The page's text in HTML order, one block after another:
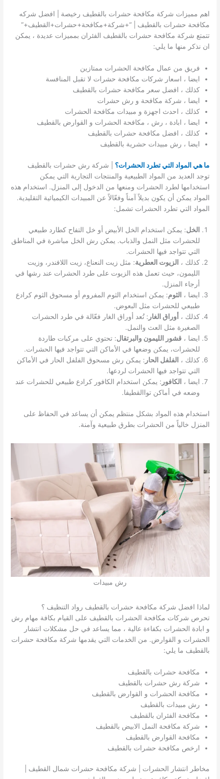
اهم مميزات شركة مكافحة حشرات بالقطيف رخيصة | افضل شركه
مكافحة حشرات بالقطيف | “+شركة+مكافحة+حشرات+القطيف+”
تتمتع شركة مكافحة حشرات بالقطيف الفئران بمميزات عديدة ، يمكن
ان نذكر منها ما يلي:
فريق من عمال مكافحة الحشرات ممتازين
ايضا ، اسعار شركات مكافحة حشرات لا تقبل المنافسة
كذلك ، افضل سعر مكافحة حشرات بالقطيف
ايضا ، شركة مكافحة و رش حشرات
كذلك ، احدث اجهزة و مبيدات مكافحة الحشرات
ايضا ، ابادة ، رش ، مكافحة الحشرات و القوارض بالقطيف
كذلك ، افضل مكافحة حشرات بالقطيف
ايضا ، رش مبيدات حشرية بالقطيف
ما هي المواد التي تطرد الحشرات؟ | شركة رش حشرات بالقطيف
توجد العديد من المواد الطبيعية والمنتجات التجارية التي يمكن
استخدامها لطرد الحشرات ومنعها من الدخول إلى المنزل. استخدام هذه
المواد يمكن أن يكون بديلاً آمناً وفعّالاً عن المبيدات الكيميائية التقليدية.
المواد التي تطرد الحشرات تشمل:
الخل: يمكن استخدام الخل الأبيض أو خل التفاح كطارد طبيعي
للحشرات مثل النمل والذباب. يمكن رش الخل مباشرة في المناطق
التي تتواجد فيها الحشرات.
كذلك ، الزيوت العطرية: مثل زيت النعناع، زيت اللافندر، وزيت
الليمون، حيث تعمل هذه الزيوت على طرد الحشرات عند رشها في
أرجاء المنزل.
ايضا ، الثوم: يمكن استخدام الثوم المفروم أو مسحوق الثوم كرادع
طبيعي للحشرات مثل البعوض.
كذلك ، أوراق الغار : تُعد أوراق الغار فعّالة في طرد الحشرات
الصغيرة مثل العث والنمل.
ايضا ،قشور الليمون والبرتقال: تحتوي على مركبات طاردة
للحشرات، يمكن وضعها في الأماكن التي تتواجد فيها الحشرات.
كذلك ، الفلفل الحار : يمكن رش مسحوق الفلفل الحار في الأماكن
التي تتواجد فيها الحشرات لردعها.
ايضا ، الكافور : يمكن استخدام الكافور كرادع طبيعي للحشرات عند
وضعه في أماكن تواالقطيفا.
استخدام هذه المواد بشكل منتظم يمكن أن يساعد في الحفاظ على
المنزل خالياً من الحشرات بطرق طبيعية وآمنة.
رش مبيدات
لماذا افضل شركة مكافحة حشرات بالقطيف رواد التنظيف ؟
تحرص شركات مكافحة الحشرات بالقطيف على القيام بكافة مهام رش
و ابادة الحشرات بكفاءة عالية ، مما يساعد في حل مشكلات انتشار
الحشرات و القوارض. من الخدمات التي يقدمها شركة مكافحة حشرات
بالقطيف ما يلي:
مكافحة حشرات بالقطيف
شركة رش حشرات بالقطيف
مكافحة الحشرات و القوارض بالقطيف
رش مبيدات بالقطيف
مكافحة الفئران بالقطيف
شركة مكافحة النمل الابيض بالقطيف
مكافحة القوارض بالقطيف
ارخص مكافحة حشرات بالقطيف
مخاطر انتشار الحشرات | شركة مكافحة حشرات شمال القطيف |